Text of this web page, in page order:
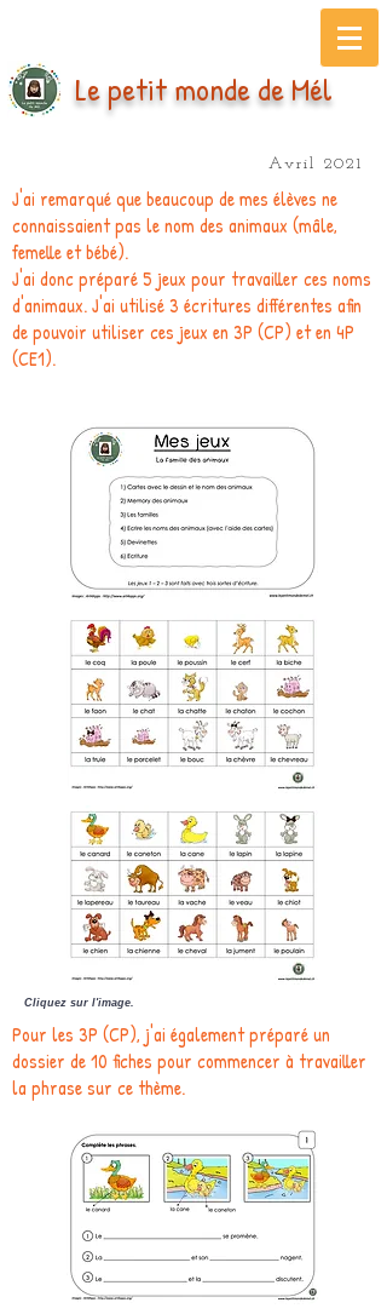
Le petit monde de Mél
Avril 2021
J'ai remarqué que beaucoup de mes élèves ne
connaissaient pas le nom des animaux (mâle,
femelle et bébé).
J'ai donc préparé 5 jeux pour travailler ces noms
d'animaux. J'ai utilisé 3 écritures différentes afin
de pouvoir utiliser ces jeux en 3P (CP) et en 4P
(CE1).
Cliquez sur l'image.
Pour les 3P (CP), j'ai également préparé un
dossier de 10 fiches pour commencer à travailler
la phrase sur ce thème.